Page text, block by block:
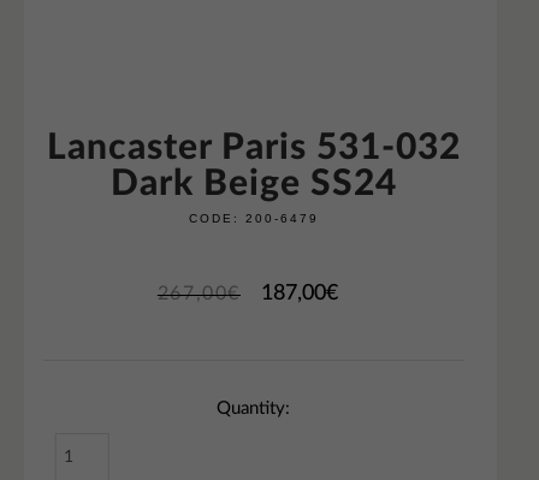
Lancaster Paris 531-032
Dark Beige SS24
CODE: 200-6479
267,00€ 187,00€
Quantity: